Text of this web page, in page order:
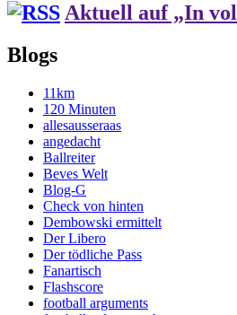
Aktuell auf „In
Blogs
11km
120 Minuten
allesausseraas
angedacht
Ballreiter
Beves Welt
Blog-G
Check von hinten
Dembowski ermittelt
Der Libero
Der tödliche Pass
Fanartisch
Flashscore
football arguments